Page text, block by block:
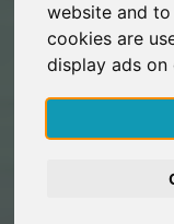
website and
cookies are
display ads on